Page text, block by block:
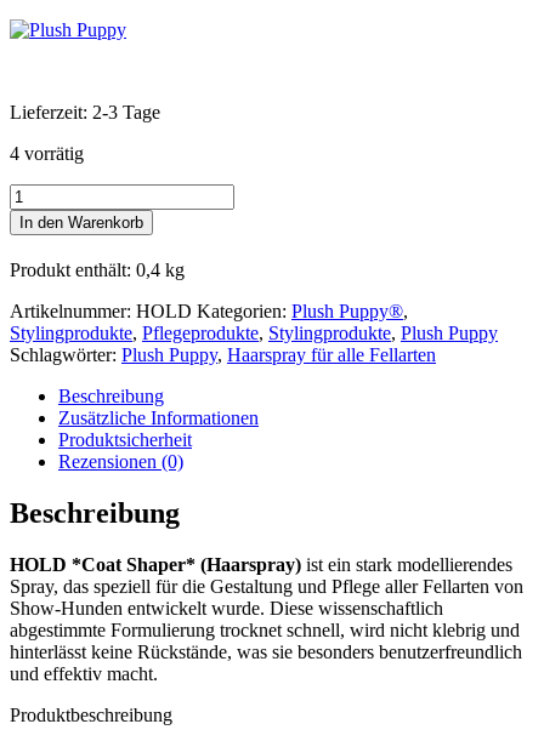
Lieferzeit: 2-3 Tage
4 vorrätig
Plush
Puppy®
HOLD
*Coat
Shaper*
(Haarspray)
Menge
In den Warenkorb
Produkt enthält: 0,4 kg
Artikelnummer: HOLD Kategorien: Plush Puppy®,
Stylingprodukte, Pflegeprodukte, Stylingprodukte, Plush Puppy
Schlagwörter: Plush Puppy, Haarspray für alle Fellarten
Beschreibung
Zusätzliche Informationen
Produktsicherheit
Rezensionen (0)
Beschreibung
HOLD *Coat Shaper* (Haarspray) ist ein stark modellierendes
Spray, das speziell für die Gestaltung und Pflege aller Fellarten von
Show-Hunden entwickelt wurde. Diese wissenschaftlich
abgestimmte Formulierung trocknet schnell, wird nicht klebrig und
hinterlässt keine Rückstände, was sie besonders benutzerfreundlich
und effektiv macht.
Produktbeschreibung